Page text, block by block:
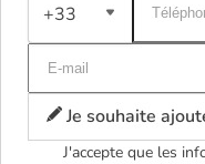
+33
Je souhaite
J'accepte que les